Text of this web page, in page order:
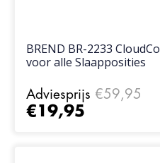
BREND BR-2233
voor alle Slaapposities
Adviesprijs €59,95
€19,95